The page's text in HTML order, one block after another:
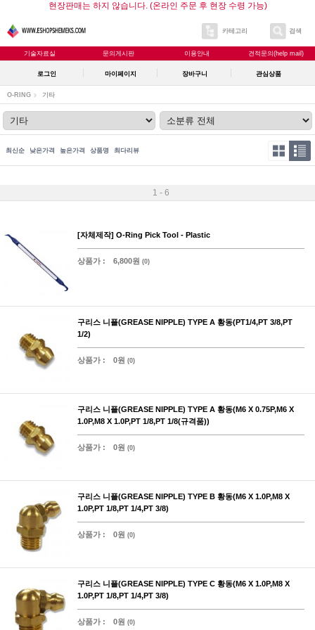
현장판매는 하지 않습니다. (온라인 주문 후 현장 수령 가능)
카테고리 검색
기술자료실 문의게시판 이용안내 견적문의(help mail)
로그인 마이페이지 장바구니 관심상품
O-RING 기타
최신순 낮은가격 높은가격 상품명 최다리뷰
1 - 6
[자체제작] O-Ring Pick Tool - Plastic
상품가 : 6,800원 (0)
구리스 니플(GREASE NIPPLE) TYPE A 황동(PT1/4,PT 3/8,PT
1/2)
상품가 : 0원 (0)
구리스 니플(GREASE NIPPLE) TYPE A 황동(M6 X 0.75P,M6 X
1.0P,M8 X 1.0P,PT 1/8,PT 1/8(규격품))
상품가 : 0원 (0)
구리스 니플(GREASE NIPPLE) TYPE B 황동(M6 X 1.0P,M8 X
1.0P,PT 1/8,PT 1/4,PT 3/8)
상품가 : 0원 (0)
구리스 니플(GREASE NIPPLE) TYPE C 황동(M6 X 1.0P,M8 X
1.0P,PT 1/8,PT 1/4,PT 3/8)
상품가 : 0원 (0)